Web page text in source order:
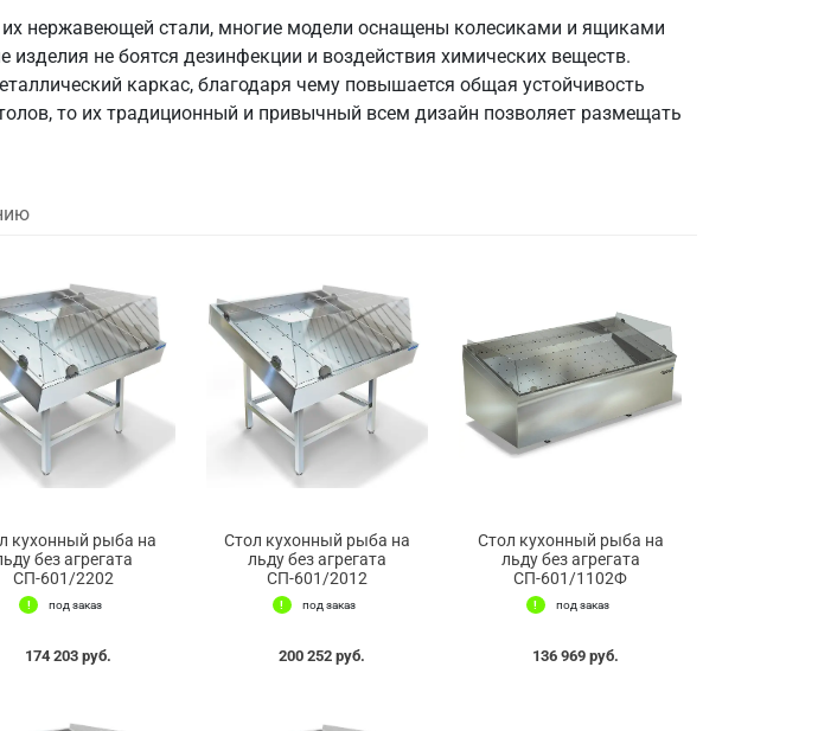
нержавеющей стали, многие модели оснащены колесиками и ящиками
изделия не боятся дезинфекции и воздействия химических веществ.
каркас, благодаря чему повышается общая устойчивость
то их традиционный и привычный всем дизайн позволяет размещать
кухонный рыба на
без агрегата
СП-601/2202
под заказ
174 203 руб.
Стол кухонный рыба на
льду без агрегата
СП-601/2012
под заказ
200 252 руб.
Стол кухонный рыба на
льду без агрегата
СП-601/1102Ф
под заказ
136 969 руб.